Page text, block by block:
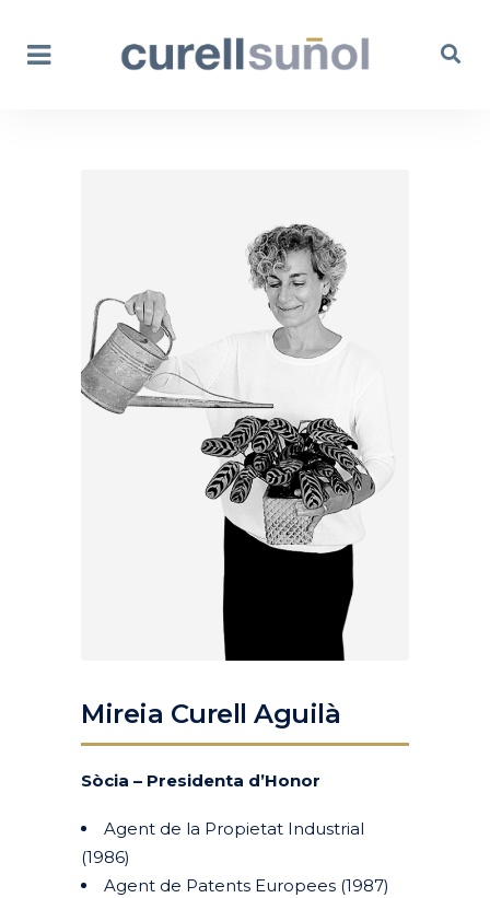
Mireia Curell Aguilà
Sòcia – Presidenta d’Honor
Agent de la Propietat Industrial
(1986)
Agent de Patents Europees (1987)